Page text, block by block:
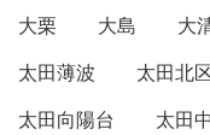
大栗
大島 大
太田薄波
太田北
太田向陽台
太田